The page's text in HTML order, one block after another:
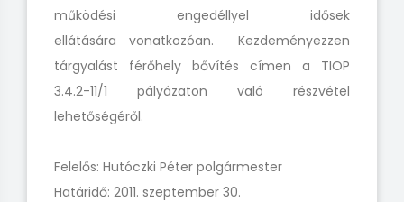
működési engedéllyel idősek
ellátására vonatkozóan. Kezdeményezzen
tárgyalást férőhely bővítés címen a TIOP
3.4.2-11/1 pályázaton való részvétel
lehetőségéről.
Felelős: Hutóczki Péter polgármester
Határidő: 2011. szeptember 30.